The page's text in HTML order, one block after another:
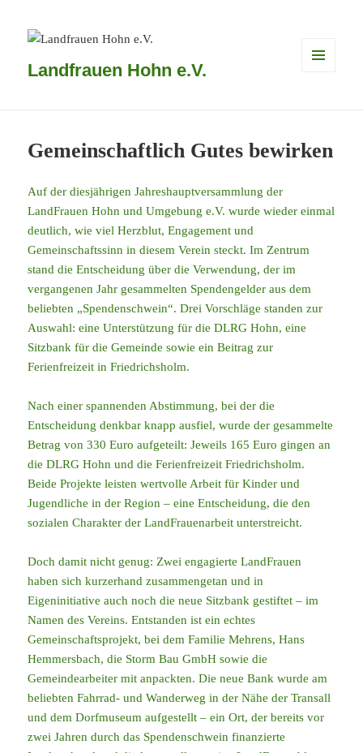
Landfrauen Hohn e.V.
Gemeinschaftlich Gutes bewirken
Auf der diesjährigen Jahreshauptversammlung der
LandFrauen Hohn und Umgebung e.V. wurde wieder einmal
deutlich, wie viel Herzblut, Engagement und
Gemeinschaftssinn in diesem Verein steckt. Im Zentrum
stand die Entscheidung über die Verwendung, der im
vergangenen Jahr gesammelten Spendengelder aus dem
beliebten „Spendenschwein“. Drei Vorschläge standen zur
Auswahl: eine Unterstützung für die DLRG Hohn, eine
Sitzbank für die Gemeinde sowie ein Beitrag zur
Ferienfreizeit in Friedrichsholm.
Nach einer spannenden Abstimmung, bei der die
Entscheidung denkbar knapp ausfiel, wurde der gesammelte
Betrag von 330 Euro aufgeteilt: Jeweils 165 Euro gingen an
die DLRG Hohn und die Ferienfreizeit Friedrichsholm.
Beide Projekte leisten wertvolle Arbeit für Kinder und
Jugendliche in der Region – eine Entscheidung, die den
sozialen Charakter der LandFrauenarbeit unterstreicht.
Doch damit nicht genug: Zwei engagierte LandFrauen
haben sich kurzerhand zusammengetan und in
Eigeninitiative auch noch die neue Sitzbank gestiftet – im
Namen des Vereins. Entstanden ist ein echtes
Gemeinschaftsprojekt, bei dem Familie Mehrens, Hans
Hemmersbach, die Storm Bau GmbH sowie die
Gemeindearbeiter mit anpackten. Die neue Bank wurde am
beliebten Fahrrad- und Wanderweg in der Nähe der Transall
und dem Dorfmuseum aufgestellt – ein Ort, der bereits vor
zwei Jahren durch das Spendenschwein finanzierte